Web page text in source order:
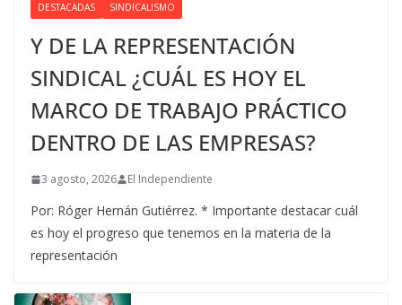
DESTACADAS SINDICALISMO
Y DE LA REPRESENTACIÓN
SINDICAL ¿CUÁL ES HOY EL
MARCO DE TRABAJO PRÁCTICO
DENTRO DE LAS EMPRESAS?
3 agosto, 2026 El Independiente
Por: Róger Hernán Gutiérrez. * Importante destacar cuál
es hoy el progreso que tenemos en la materia de la
representación